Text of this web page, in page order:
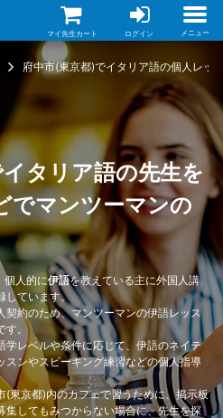
マイ先生カート ログイン メニュー
府中市(東京都)でイタリア語の個人レッ
タリア語の先生を
でマンツーマンの
個人的に伊語を教えている主に外国人講
しています。
契約のため、マンツーマンの伊語レッス
す。
学レベルや条件に応じて、伊語のネイテ
スンやスピーキング練習などの個人指導
(東京都)内のカフェで習うために、掲示板
集してもみつからない場合に、先生を探